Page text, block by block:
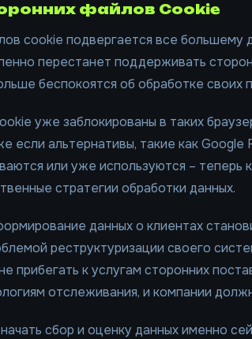
файлов Cookie
cookie подвергается все
перестанет поддерживать
беспокоятся об обработке своих
уже заблокированы в таких
если альтернативы, такие как
или уже используются – теперь
стратегии обработки данных.
данных о клиентах
реструктуризации своего
прибегать к услугам сторонних
отслеживания, и компании
сбор и оценку данных именно